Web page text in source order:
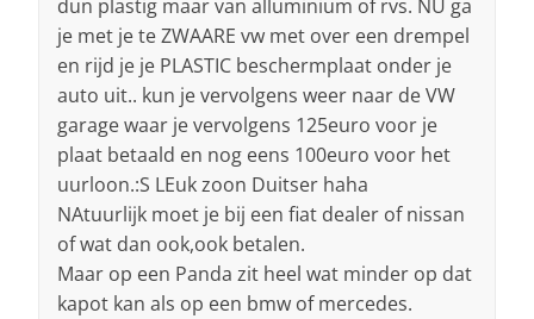
dun plastig maar van alluminium of rvs. NU ga
je met je te ZWAARE vw met over een drempel
en rijd je je PLASTIC beschermplaat onder je
auto uit.. kun je vervolgens weer naar de VW
garage waar je vervolgens 125euro voor je
plaat betaald en nog eens 100euro voor het
uurloon.:S LEuk zoon Duitser haha
NAtuurlijk moet je bij een fiat dealer of nissan
of wat dan ook,ook betalen.
Maar op een Panda zit heel wat minder op dat
kapot kan als op een bmw of mercedes.